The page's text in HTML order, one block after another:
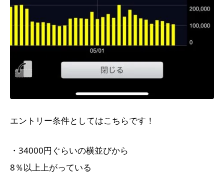
エントリー条件としてはこちらです！
・34000円ぐらいの横並びから
8％以上上がっている